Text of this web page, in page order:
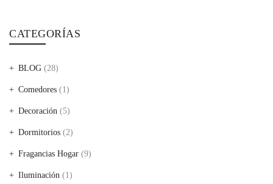
CATEGORÍAS
BLOG (28)
Comedores (1)
Decoración (5)
Dormitorios (2)
Fragancias Hogar (9)
Iluminación (1)